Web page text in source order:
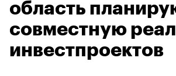
область
совместную
инвестпроектов